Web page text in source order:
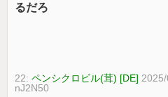
るだろ
22:ペンシクロビル(茸) [DE]
nJ2N50